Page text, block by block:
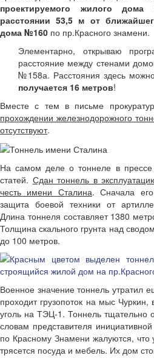
проектируемого жилого
расстоянии 53,5 м от
дома №160 по пр.Красного знамени.
Элементарно, открываю
расстояние между стенами
№158а. Расстояния здесь
получается 16 метров!
Вместе с тем в письме
прохождении железнодорожного
отсутствуют.
На самом деле о тоннеле в прессе
статей. Сдан тоннель в
честь имени Сталина. Сначала
защита боевой техники от
Длина тоннеля составляет 1380
Толщина скального грунта над
до 100 метров.
Военное значение тоннель утратил
проходит грузопоток на мыс
уголь на ТЭЦ-1. Тоннель тщательно
словам представителя
по Красному Знамени жалуются,
трясется посуда и мебель. Их дом